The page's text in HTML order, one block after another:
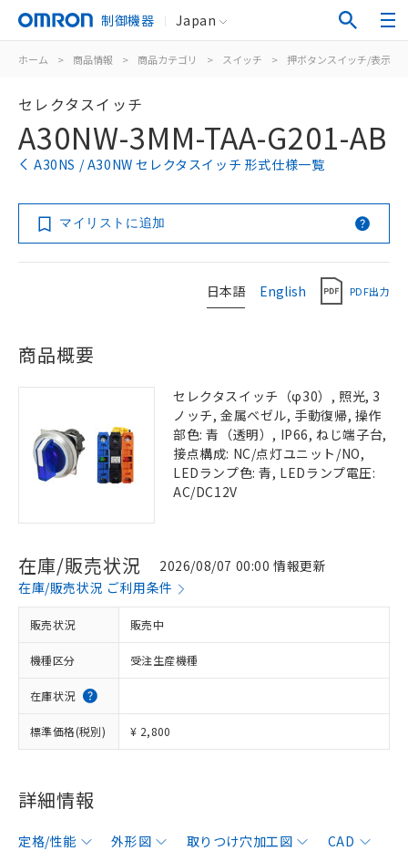
制御機器 Japan
ホーム > 商品情報 > 商品カテゴリ > スイッチ > 押ボタンスイッチ/表示灯
セレクタスイッチ
A30NW-3MM-TAA-G201-AB
A30NS / A30NW セレクタスイッチ 形式仕様一覧
マイリストに追加
日本語 English PDF出力
商品概要
セレクタスイッチ（φ30）, 照光, 3
ノッチ, 金属ベゼル, 手動復帰, 操作
部色: 青（透明）, IP66, ねじ端子台,
接点構成: NC/点灯ユニット/NO,
LEDランプ色: 青, LEDランプ電圧:
AC/DC12V
在庫/販売状況
2026/08/07 00:00 情報更新
在庫/販売状況 ご利用条件
販売状況 販売中
機種区分 受注生産機種
在庫状況
標準価格(税別) ¥ 2,800
詳細情報
定格/性能 外形図 取りつけ穴加工図
CAD